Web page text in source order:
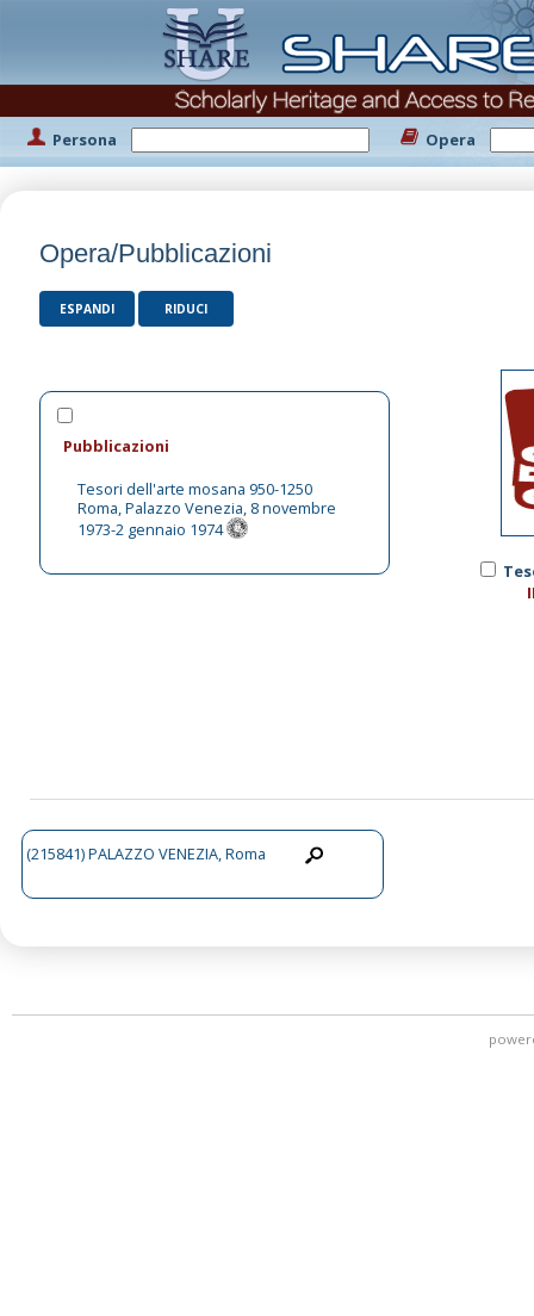
Persona Opera
Opera/Pubblicazioni
ESPANDI RIDUCI
Pubblicazioni
Tesori dell'arte mosana 950-1250
Roma, Palazzo Venezia, 8 novembre
1973-2 gennaio 1974
(215841) PALAZZO VENEZIA, Roma